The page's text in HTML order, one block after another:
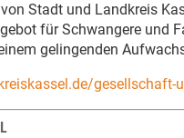
Stadt und Landkreis
für Schwangere und
gelingenden
gesellschaft-